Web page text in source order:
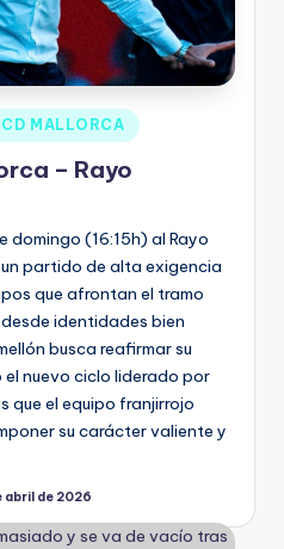
MALLORCA
– Rayo
domingo (16:15h) al Rayo
partido de alta exigencia
que afrontan el tramo
identidades bien
busca reafirmar su
nuevo ciclo liderado por
que el equipo franjirrojo
su carácter valiente y
abril de 2026